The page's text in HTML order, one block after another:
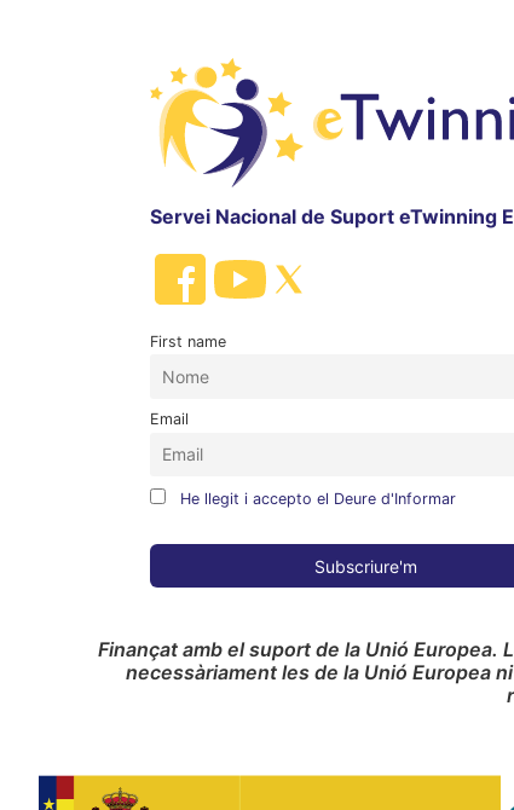
Servei Nacional de Suport eTwinning
First name
Email
He llegit i accepto el Deure d'Informar
Finançat amb el suport de la Unió
necessàriament les de la Unió Europea